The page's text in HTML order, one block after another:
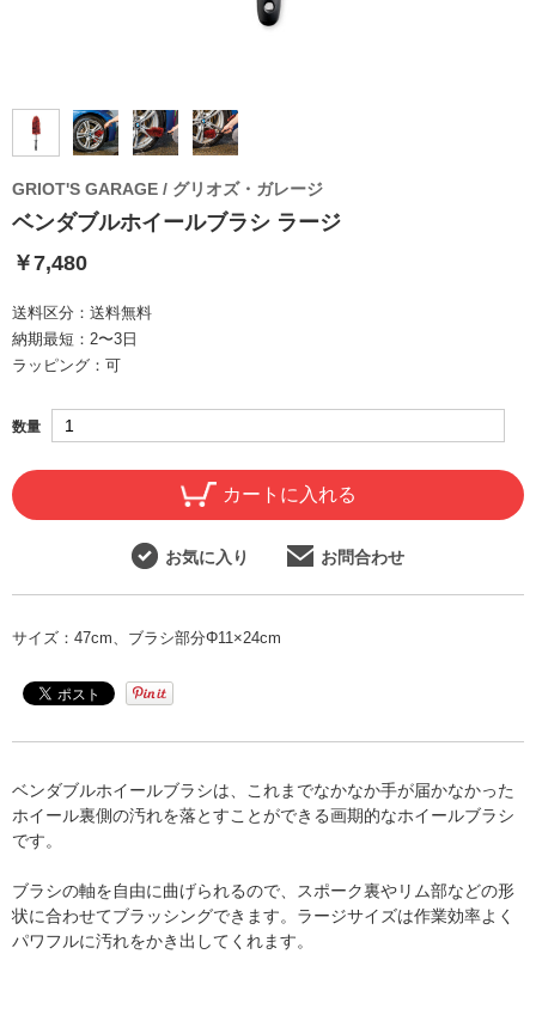
GRIOT'S GARAGE / グリオズ・ガレージ
ベンダブルホイールブラシ ラージ
￥7,480
送料区分： 送料無料
納期最短： 2〜3日
ラッピング： 可
数量
カートに入れる
お気に入り お問合わせ
サイズ： 47cm、ブラシ部分Φ11×24cm
ベンダブルホイールブラシは、これまでなかなか手が届かなかった
ホイール裏側の汚れを落とすことができる画期的なホイールブラシ
です。
ブラシの軸を自由に曲げられるので、スポーク裏やリム部などの形
状に合わせてブラッシングできます。ラージサイズは作業効率よく
パワフルに汚れをかき出してくれます。